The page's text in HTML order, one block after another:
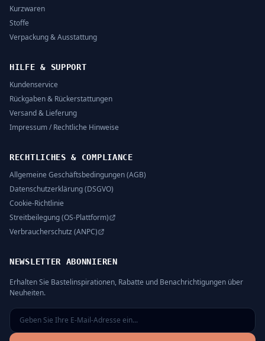
Kurzwaren
Stoffe
Verpackung & Ausstattung
HILFE & SUPPORT
Kundenservice
Rückgaben & Rückerstattungen
Versand & Lieferung
Impressum / Rechtliche Hinweise
RECHTLICHES & COMPLIANCE
Allgemeine Geschäftsbedingungen (AGB)
Datenschutzerklärung (DSGVO)
Cookie-Richtlinie
Streitbeilegung (OS-Plattform)
Verbraucherschutz (ANPC)
NEWSLETTER ABONNIEREN
Erhalten Sie Bastelinspirationen, Rabatte und Benachrichtigungen über
Neuheiten.